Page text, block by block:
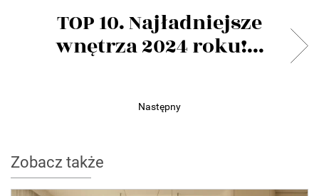
TOP 10. Najładniejsze
wnętrza 2024 roku!...
Następny
Zobacz także